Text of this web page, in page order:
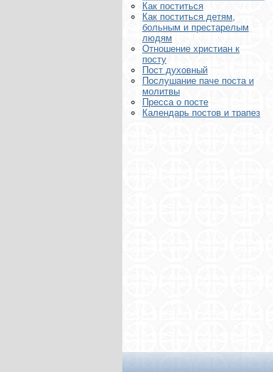
Как поститься
Как поститься детям,
больным и престарелым
людям
Отношение христиан к
посту
Пост духовный
Послушание паче поста и
молитвы
Пресса о посте
Календарь постов и трапез